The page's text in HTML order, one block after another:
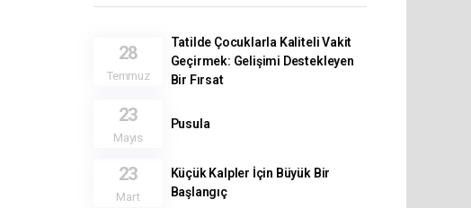
28
Temmuz
Tatilde Çocuklarla Kaliteli Vakit
Geçirmek: Gelişimi Destekleyen
Bir Fırsat
23
Mayıs
Pusula
23
Mart
Küçük Kalpler İçin Büyük Bir
Başlangıç